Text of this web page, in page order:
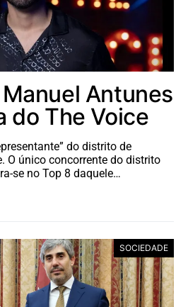
Antunes
do The Voice
do distrito de
O único concorrente do distrito
se no Top 8 daquele…
SOCIEDADE